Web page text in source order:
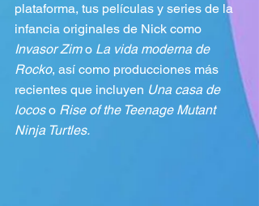
plataforma, tus películas y series de la
infancia originales de Nick como
Invasor Zim o La vida moderna de
Rocko, así como producciones más
recientes que incluyen Una casa de
locos o Rise of the Teenage Mutant
Ninja Turtles.